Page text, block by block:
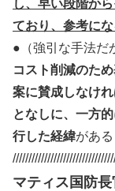
し、早い段階か
ており、参考に
●（強引な手法だ
コスト削減のた
案に賛成しなけ
となしに、一方
行した経緯がある
マティス国防